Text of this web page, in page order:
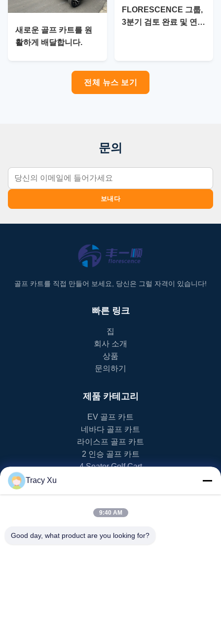
새로운 골프 카트를 원
활하게 배달합니다.
FLORESCENCE 그룹,
3분기 검토 완료 및 연말
전체 뉴스 보기
문의
보내다
골프 카트를 직접 만들어 보세요, 당신은 그럴 자격이 있습니다!
빠른 링크
집
회사 소개
상품
문의하기
제품 카테고리
EV 골프 카트
네바다 골프 카트
라이스프 골프 카트
2 인승 골프 카트
4 Seater Golf Cart
문의하기
info20@florescence.cc
86-532-87559266
Tracy Xu
9:40 AM
Good day, what product are you looking for?